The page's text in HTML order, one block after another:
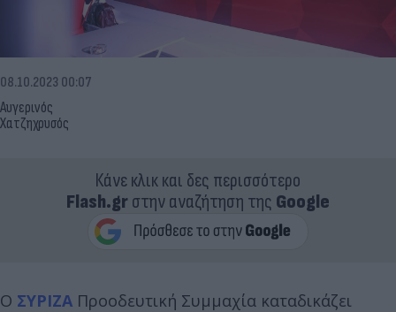
Αυγερινός
Χατζηχρυσός
08.10.2023 00:07
Κάνε κλικ και δες περισσότερο
Flash.grστην αναζήτηση της Google
Ο ΣΥΡΙΖΑ Προοδευτική Συμμαχία καταδικάζει